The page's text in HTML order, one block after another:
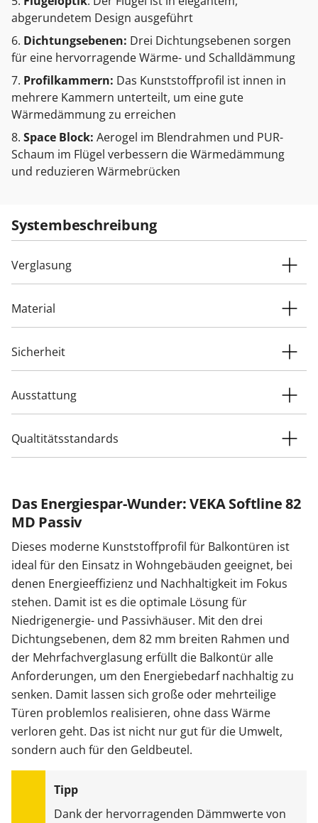
abgerundetem Design ausgeführt
Dichtungsebenen: Drei Dichtungsebenen sorgen
für eine hervorragende Wärme- und Schalldämmung
Profilkammern: Das Kunststoffprofil ist innen in
mehrere Kammern unterteilt, um eine gute
Wärmedämmung zu erreichen
Space Block: Aerogel im Blendrahmen und PUR-
Schaum im Flügel verbessern die Wärmedämmung
und reduzieren Wärmebrücken
Systembeschreibung
Verglasung
Material
Sicherheit
Ausstattung
Qualtitätsstandards
Das Energiespar-Wunder: VEKA Softline 82
MD Passiv
Dieses moderne Kunststoffprofil für Balkontüren ist
ideal für den Einsatz in Wohngebäuden geeignet, bei
denen Energieeffizienz und Nachhaltigkeit im Fokus
stehen. Damit ist es die optimale Lösung für
Niedrigenergie- und Passivhäuser. Mit den drei
Dichtungsebenen, dem 82 mm breiten Rahmen und
der Mehrfachverglasung erfüllt die Balkontür alle
Anforderungen, um den Energiebedarf nachhaltig zu
senken. Damit lassen sich große oder mehrteilige
Türen problemlos realisieren, ohne dass Wärme
verloren geht. Das ist nicht nur gut für die Umwelt,
sondern auch für den Geldbeutel.
Dank der hervorragenden Dämmwerte von